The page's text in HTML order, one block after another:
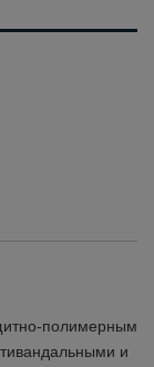
полимерным
и